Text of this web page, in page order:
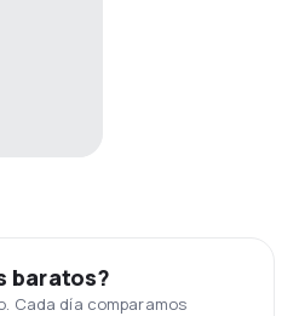
baratos?
Cada día comparamos